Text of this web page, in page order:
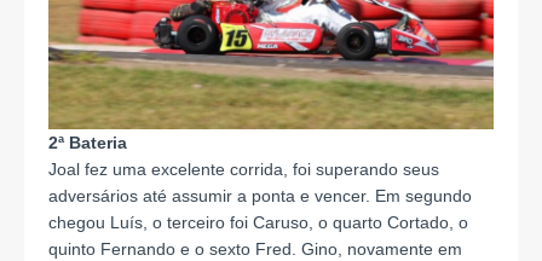
2ª Bateria
Joal fez uma excelente corrida, foi superando seus
adversários até assumir a ponta e vencer. Em segundo
chegou Luís, o terceiro foi Caruso, o quarto Cortado, o
quinto Fernando e o sexto Fred. Gino, novamente em